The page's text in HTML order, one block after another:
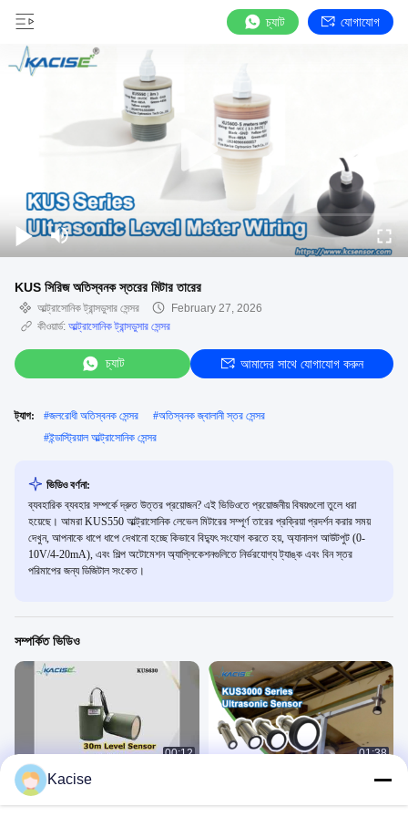
চ্যাট যোগাযোগ
KUS সিরিজ অতিস্বনক স্তরের মিটার তারের
আল্ট্রাসোনিক ট্রান্সডুসার সেন্সর
February 27, 2026
কীওয়ার্ড: আল্ট্রাসোনিক ট্রান্সডুসার সেন্সর
চ্যাট আমাদের সাথে যোগাযোগ করুন
ট্যাগ: #জলরোধী অতিস্বনক সেন্সর #অতিস্বনক জ্বালানী স্তর সেন্সর
#ইন্ডাস্ট্রিয়াল আল্ট্রাসোনিক সেন্সর
ভিডিও বর্ণনা:
ব্যবহারিক ব্যবহার সম্পর্কে দ্রুত উত্তর প্রয়োজন? এই ভিডিওতে প্রয়োজনীয় বিষয়গুলো তুলে ধরা
হয়েছে। আমরা KUS550 আল্ট্রাসোনিক লেভেল মিটারের সম্পূর্ণ তারের প্রক্রিয়া প্রদর্শন করার সময়
দেখুন, আপনাকে ধাপে ধাপে দেখানো হচ্ছে কিভাবে বিদ্যুৎ সংযোগ করতে হয়, অ্যানালগ আউটপুট (0-
10V/4-20mA), এবং শিল্প অটোমেশন অ্যাপ্লিকেশনগুলিতে নির্ভরযোগ্য ট্যাঙ্ক এবং বিন স্তর
পরিমাপের জন্য ডিজিটাল সংকেত।
সম্পর্কিত ভিডিও
00:12
KUS630D অতিস্বনক স্তরের সেন্সর 30m
জলরোধী
01:38
KUS3000 অতিস্বনক স্তর মিটার নির্ভরযোগ্য
Kacise